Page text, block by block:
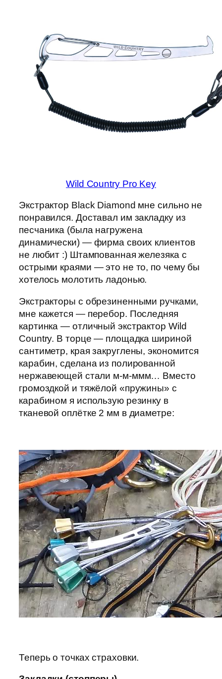
Wild Country Pro Key
Экстрактор Black Diamond мне сильно не
понравился. Доставал им закладку из
песчаника (была нагружена
динамически) — фирма своих клиентов
не любит :) Штампованная железяка с
острыми краями — это не то, по чему бы
хотелось молотить ладонью.
Экстракторы с обрезиненными ручками,
мне кажется — перебор. Последняя
картинка — отличный экстрактор Wild
Country. В торце — площадка шириной
сантиметр, края закруглены, экономится
карабин, сделана из полированной
нержавеющей стали м-м-ммм… Вместо
громоздкой и тяжёлой «пружины» с
карабином я использую резинку в
тканевой оплётке 2 мм в диаметре:
Теперь о точках страховки.